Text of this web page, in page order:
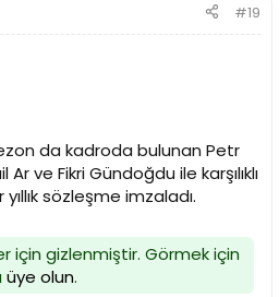
#19
da kadroda bulunan Petr
ve Fikri Gündoğdu ile karşılıklı
sözleşme imzaladı.
için gizlenmiştir. Görmek için
üye olun.